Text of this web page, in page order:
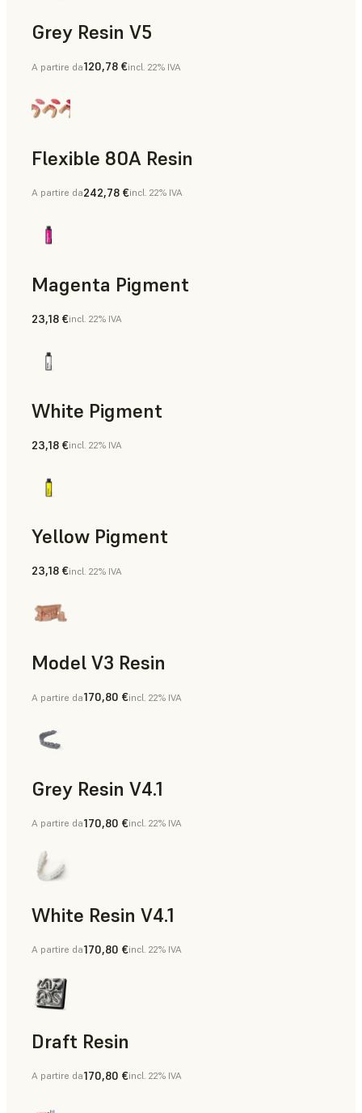
Grey Resin V5
Modelli di diagnostica
A partire da120,78 €incl. 22% IVA
Flexible 80A Resin
Maschere gengivali
A partire da242,78 €incl. 22% IVA
Magenta Pigment
Maschere gengivali
23,18 €incl. 22% IVA
White Pigment
Maschere gengivali
23,18 €incl. 22% IVA
Yellow Pigment
Maschere gengivali
23,18 €incl. 22% IVA
Model V3 Resin
Modelli di protesi, Modelli di diagnostica
A partire da170,80 €incl. 22% IVA
Grey Resin V4.1
Modelli di diagnostica
A partire da170,80 €incl. 22% IVA
White Resin V4.1
Modelli di diagnostica
A partire da170,80 €incl. 22% IVA
Draft Resin
Modelli ortodontici, Modelli di diagnostica
A partire da170,80 €incl. 22% IVA